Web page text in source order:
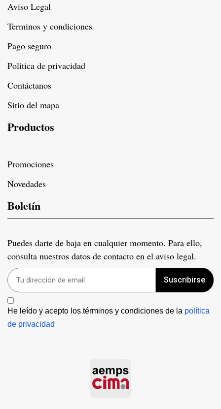
Aviso Legal
Terminos y condiciones
Pago seguro
Politica de privacidad
Contáctanos
Sitio del mapa
Productos
Promociones
Novedades
Boletín
Puedes darte de baja en cualquier momento. Para ello,
consulta nuestros datos de contacto en el aviso legal.
Suscribirse
He leído y acepto los términos y condiciones de la política
de privacidad